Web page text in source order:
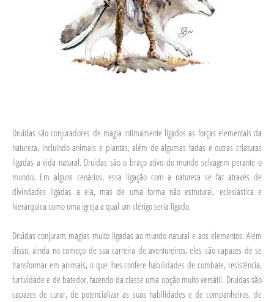
Druidas são conjuradores de magia intimamente ligados as forças elementais da
natureza, incluindo animais e plantas, além de algumas fadas e outras criaturas
ligadas a vida natural. Druidas são o braço ativo do mundo selvagem perante o
mundo. Em alguns cenários, essa ligação com a natureza se faz através de
divindades ligadas a ela, mas de uma forma não estrutural, eclesiástica e
hierárquica como uma igreja a qual um clérigo seria ligado.
Druidas conjuram magias muito ligadas ao mundo natural e aos elementos. Além
disso, ainda no começo de sua carreira de aventureiros, eles são capazes de se
transformar em animais, o que lhes confere habilidades de combate, resistência,
furtividade e de batedor, fazendo da classe uma opção muito versátil. Druidas são
capazes de curar, de potencializar as suas habilidades e de companheiros, de